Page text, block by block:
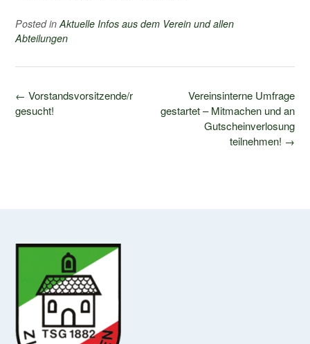
Posted in Aktuelle Infos aus dem Verein und allen
Abteilungen
Post
navigation
Vereinsinterne Umfrage
gestartet – Mitmachen und an
Gutscheinverlosung
teilnehmen! →
← Vorstandsvorsitzende/r
gesucht!